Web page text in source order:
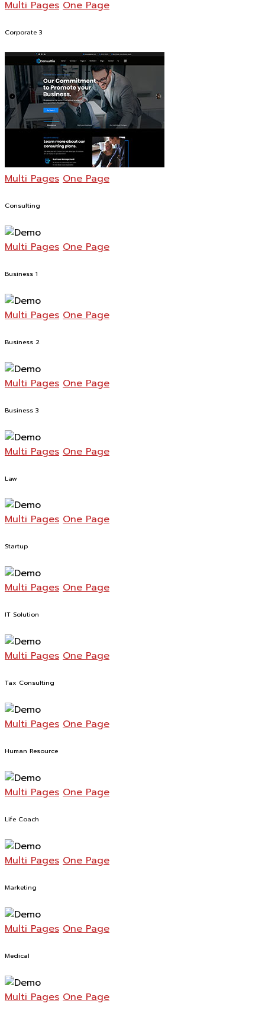
Multi Pages One Page
Corporate 3
Multi Pages One Page
Consulting
Multi Pages One Page
Business 1
Multi Pages One Page
Business 2
Multi Pages One Page
Business 3
Multi Pages One Page
Law
Multi Pages One Page
Startup
Multi Pages One Page
IT Solution
Multi Pages One Page
Tax Consulting
Multi Pages One Page
Human Resource
Multi Pages One Page
Life Coach
Multi Pages One Page
Marketing
Multi Pages One Page
Medical
Multi Pages One Page